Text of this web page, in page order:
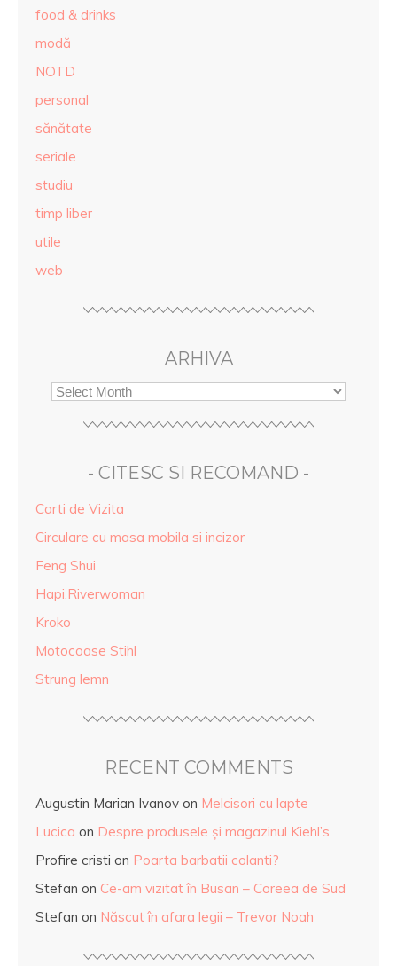
food & drinks
modă
NOTD
personal
sănătate
seriale
studiu
timp liber
utile
web
ARHIVA
- CITESC SI RECOMAND -
Carti de Vizita
Circulare cu masa mobila si incizor
Feng Shui
Hapi.Riverwoman
Kroko
Motocoase Stihl
Strung lemn
RECENT COMMENTS
Augustin Marian Ivanov on Melcisori cu lapte
Lucica on Despre produsele și magazinul Kiehl’s
Profire cristi on Poarta barbatii colanti?
Stefan on Ce-am vizitat în Busan – Coreea de Sud
Stefan on Născut în afara legii – Trevor Noah